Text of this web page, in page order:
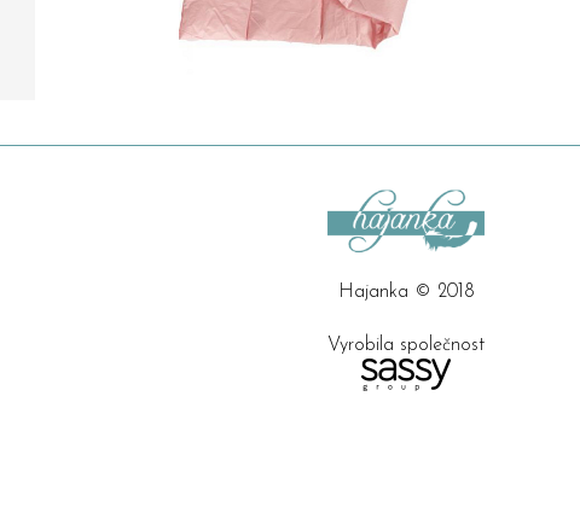
Hajanka © 2018
Vyrobila společnost